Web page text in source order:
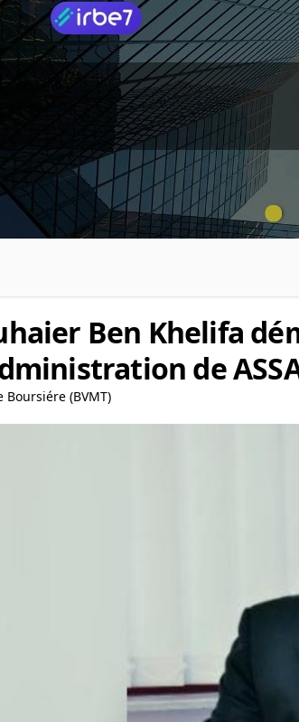
Ben Khelifa
de
Boursiére (BVMT)